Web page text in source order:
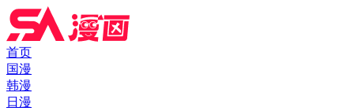
首页
国漫
韩漫
日漫